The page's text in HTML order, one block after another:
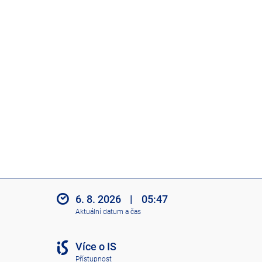
6. 8. 2026 | 05:47
Aktuální datum a čas
Více o IS
Přístupnost